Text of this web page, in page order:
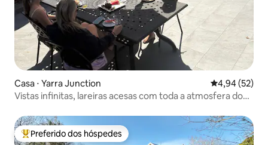
Casa ⋅ Yarra Junction 4,94 de uma
4,94 (52)
Vistas infinitas, lareiras acesas com toda a atmosfera do
Entre os melhores preferidos dos hóspedes
Preferido dos hóspedes